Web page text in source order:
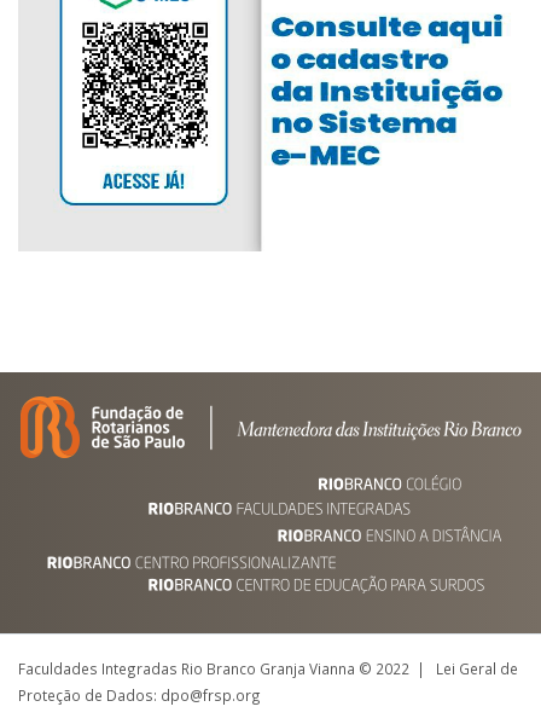
Faculdades Integradas Rio Branco Granja Vianna © 2022 | Lei Geral de
Proteção de Dados: dpo@frsp.org